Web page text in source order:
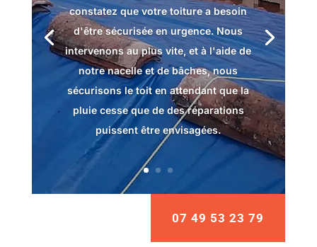
constatez que votre toiture a besoin
d'être sécurisée en urgence. Nous
intervenons au plus vite, et à l'aide de
notre nacelle et de bâches, nous
sécurisons le toit en attendant que la
pluie cesse que de des réparations
puissent être envisagées.
07 49 53 23 79